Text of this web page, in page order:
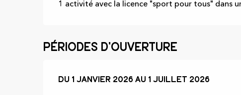
1 activité avec la licence "sport pour tous" dans
Périodes d'ouverture
Du 1 janvier 2026au 1 juillet 2026
Du 1 janvier 2026au 1 juillet 2026